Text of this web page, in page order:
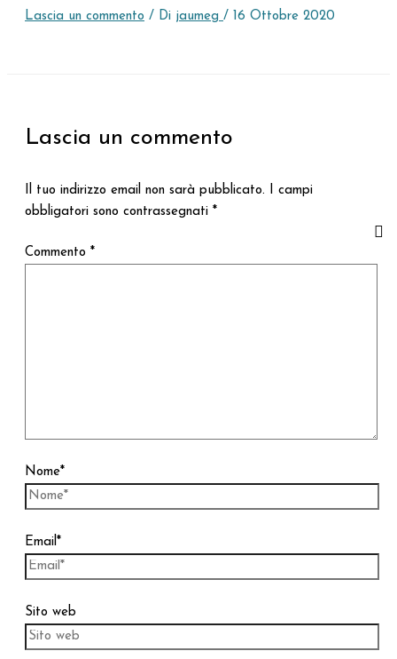
Lascia un commento / Di jaumeg / 16 Ottobre 2020
Lascia un commento
Il tuo indirizzo email non sarà pubblicato.
I campi
obbligatori sono contrassegnati *
Commento *
Nome*
Email*
Sito web